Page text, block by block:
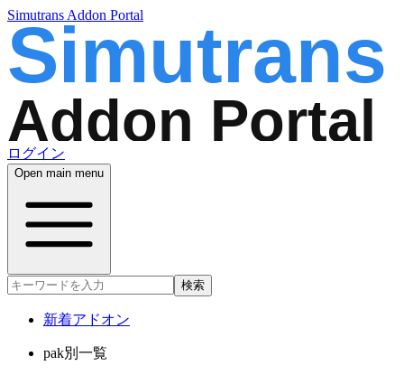
Simutrans Addon Portal
ログイン
Open main menu
検索
新着アドオン
pak別一覧